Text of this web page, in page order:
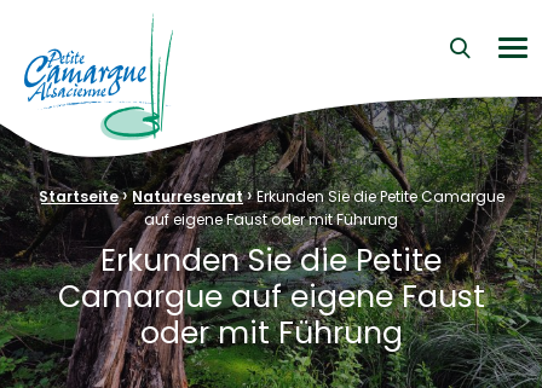
La Petite Camargue Alsacienne Réserve Naturelle au
Brotkrümelnavigation:
Startseite›Naturreservat›Erkunden Sie die Petite Camargue
auf eigene Faust oder mit Führung
Erkunden Sie die Petite
Camargue auf eigene Faust
oder mit Führung